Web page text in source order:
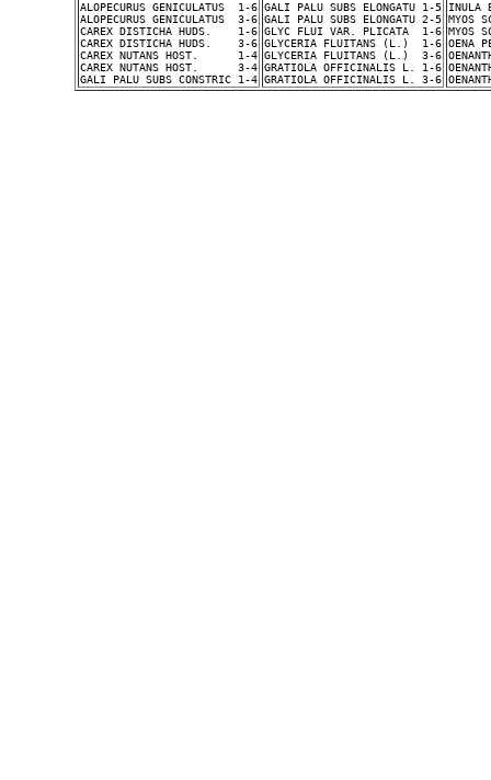
ALOPECURUS GENICULATUS  1-6
ALOPECURUS GENICULATUS  3-6
CAREX DISTICHA HUDS.    1-6
CAREX DISTICHA HUDS.    3-6
CAREX NUTANS HOST.      1-4
CAREX NUTANS HOST.      3-4
GALI PALU SUBS CONSTRIC 1-4
GALI PALU SUBS ELONGATU 1-5
GALI PALU SUBS ELONGATU 2-5
GLYC FLUI VAR. PLICATA  1-6
GLYCERIA FLUITANS (L.)  1-6
GLYCERIA FLUITANS (L.)  3-6
GRATIOLA OFFICINALIS L. 1-6
GRATIOLA OFFICINALIS L. 3-6
INULA
MYOS
MYOS
OENA